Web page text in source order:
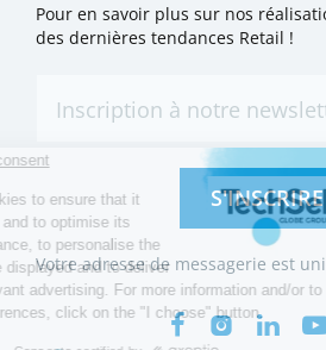
Pour en savoir plus sur nos
des dernières tendances Retail !
S'INSCRIRE
Votre adresse de messagerie est